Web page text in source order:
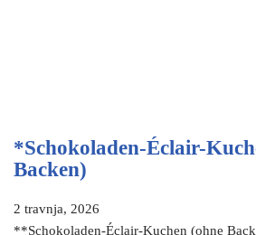
*Schokoladen-Éclair-
Backen)
2 travnja, 2026
**Schokoladen-Éclair-Kuchen (ohne